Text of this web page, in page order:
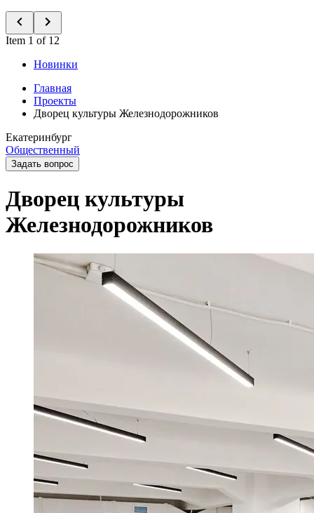
Item 1 of 12
Новинки
Главная
Проекты
Дворец культуры Железнодорожников
Екатеринбург
Общественный
Задать вопрос
Дворец культуры
Железнодорожников